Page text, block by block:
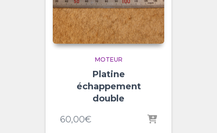
MOTEUR
Platine
échappement
double
60,00€